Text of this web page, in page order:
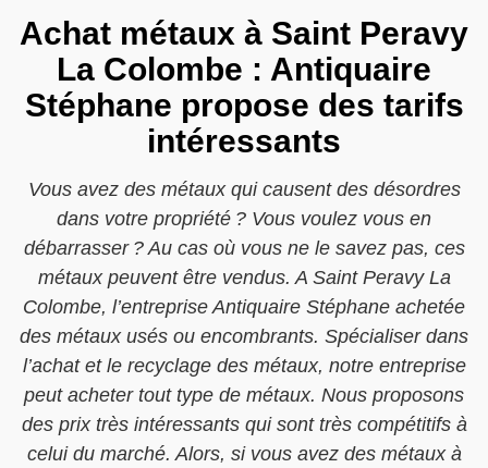
Achat métaux à Saint Peravy
La Colombe : Antiquaire
Stéphane propose des tarifs
intéressants
Vous avez des métaux qui causent des désordres
dans votre propriété ? Vous voulez vous en
débarrasser ? Au cas où vous ne le savez pas, ces
métaux peuvent être vendus. A Saint Peravy La
Colombe, l’entreprise Antiquaire Stéphane achetée
des métaux usés ou encombrants. Spécialiser dans
l’achat et le recyclage des métaux, notre entreprise
peut acheter tout type de métaux. Nous proposons
des prix très intéressants qui sont très compétitifs à
celui du marché. Alors, si vous avez des métaux à